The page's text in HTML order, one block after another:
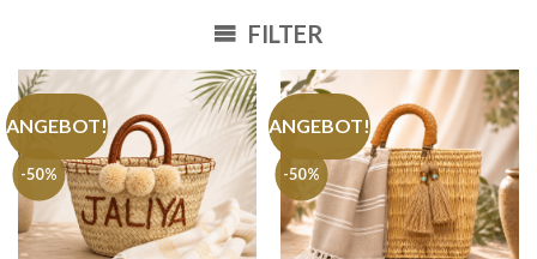
FILTER
-50%
ANGEBOT!
-50%
ANGEBOT!